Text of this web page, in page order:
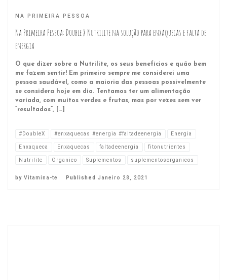
NA PRIMEIRA PESSOA
Na Primeira Pessoa: Double X Nutrilite na solução para enxaquecas e falta de
energia
O que dizer sobre a Nutrilite, os seus benefícios e quão bem
me fazem sentir! Em primeiro sempre me considerei uma
pessoa saudável, como a maioria das pessoas possivelmente
se considera hoje em dia. Tentamos ter um alimentação
variada, com muitos verdes e frutas, mas por vezes sem ver
“resultados”, […]
#DoubleX #enxaquecas #energia #faltadeenergia
Energia
Enxaqueca
Enxaquecas faltadeenergia
fitonutrientes
Nutrilite
Organico Suplementos suplementosorganicos
by Vitamina-te Published Janeiro 28, 2021